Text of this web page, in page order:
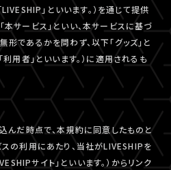
」といいます。）を通じて提供
サービス」といい、本サービスに基づ
であるかを問わず、以下「グッズ」と
利用者」といいます。）に適用されるも
んだ時点で、本規約に同意したものと
スの利用にあたり、当社がLIVESHIPを
サイト」といいます。）からリンク